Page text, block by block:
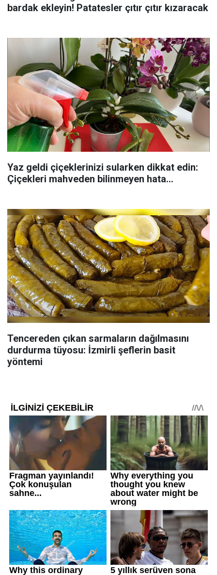
bardak ekleyin! Patatesler çıtır çıtır kızaracak
Yaz geldi çiçeklerinizi sularken dikkat edin:
Çiçekleri mahveden bilinmeyen hata...
Tencereden çıkan sarmaların dağılmasını
durdurma tüyosu: İzmirli şeflerin basit
yöntemi